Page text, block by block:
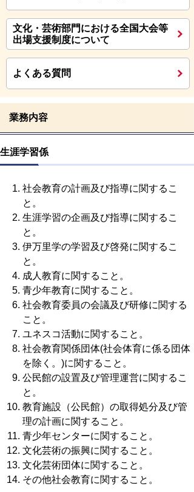
文化・芸術部門における全国大会等
出場支援制度について
よくある質問
業務内容
生涯学習係
社会教育の計画及び指導に関するこ
と。
生涯学習の企画及び指導に関するこ
と。
伊万里学の学習及び啓発に関するこ
と。
成人教育に関すること。
青少年教育に関すること。
社会教育委員の会議及び研修に関する
こと。
ユネスコ活動に関すること。
社会教育関係団体(社会体育に係る団体
を除く。)に関すること。
公民館の設置及び管理運営に関するこ
と。
教育施設（公民館）の取得処分及び管
理の計画に関すること。
青少年センターに関すること。
文化芸術の振興に関すること。
文化芸術団体に関すること。
その他社会教育に関すること。